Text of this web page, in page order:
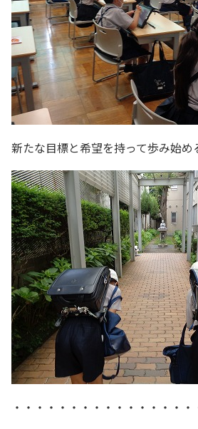
新たな目標と希望を持って歩み始め
・・・・・・・・・・・・・・・・